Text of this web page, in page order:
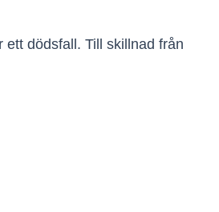
dödsfall. Till skillnad från